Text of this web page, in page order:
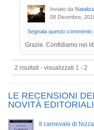
Inviato da
08 Dicembre,
Segnala questo commento
Grazie. Confidiamo nei
2 risultati - visualizzati 1 - 2
LE RECENSIONI
NOVITÀ EDITORIALI
Il carnevale di